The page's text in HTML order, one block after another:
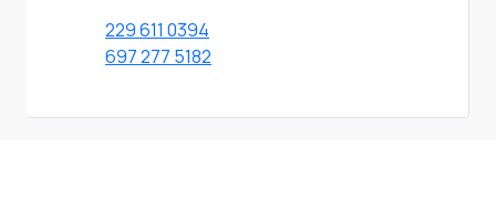
229 611 0394
697 277 5182